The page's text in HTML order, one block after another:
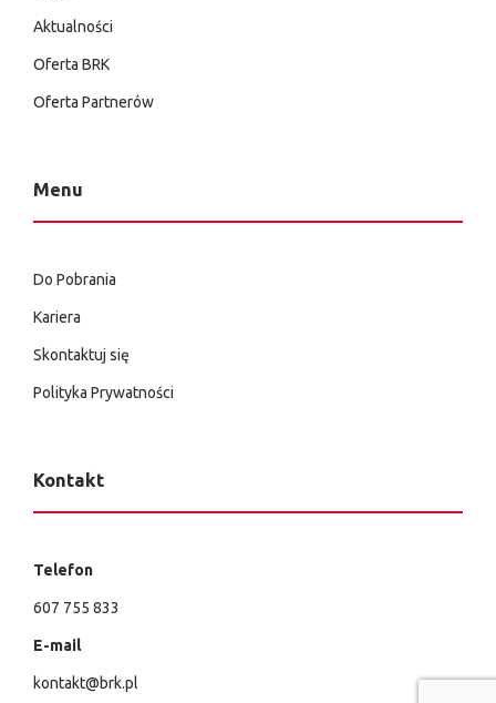
Aktualności
Oferta BRK
Oferta Partnerów
Menu
Do Pobrania
Kariera
Skontaktuj się
Polityka Prywatności
Kontakt
Telefon
607 755 833
E-mail
kontakt@brk.pl